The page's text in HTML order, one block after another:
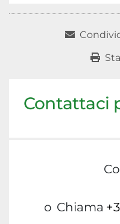
Contattaci
o Chiama